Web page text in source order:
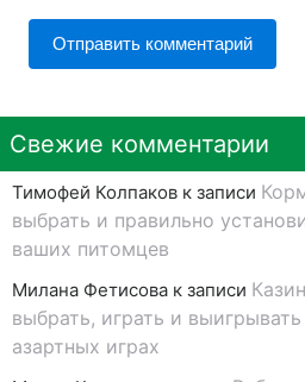
Свежие комментарии
Тимофей Колпаков к записи
выбрать и правильно
ваших питомцев
Милана Фетисова к записи
выбрать, играть и
азартных играх